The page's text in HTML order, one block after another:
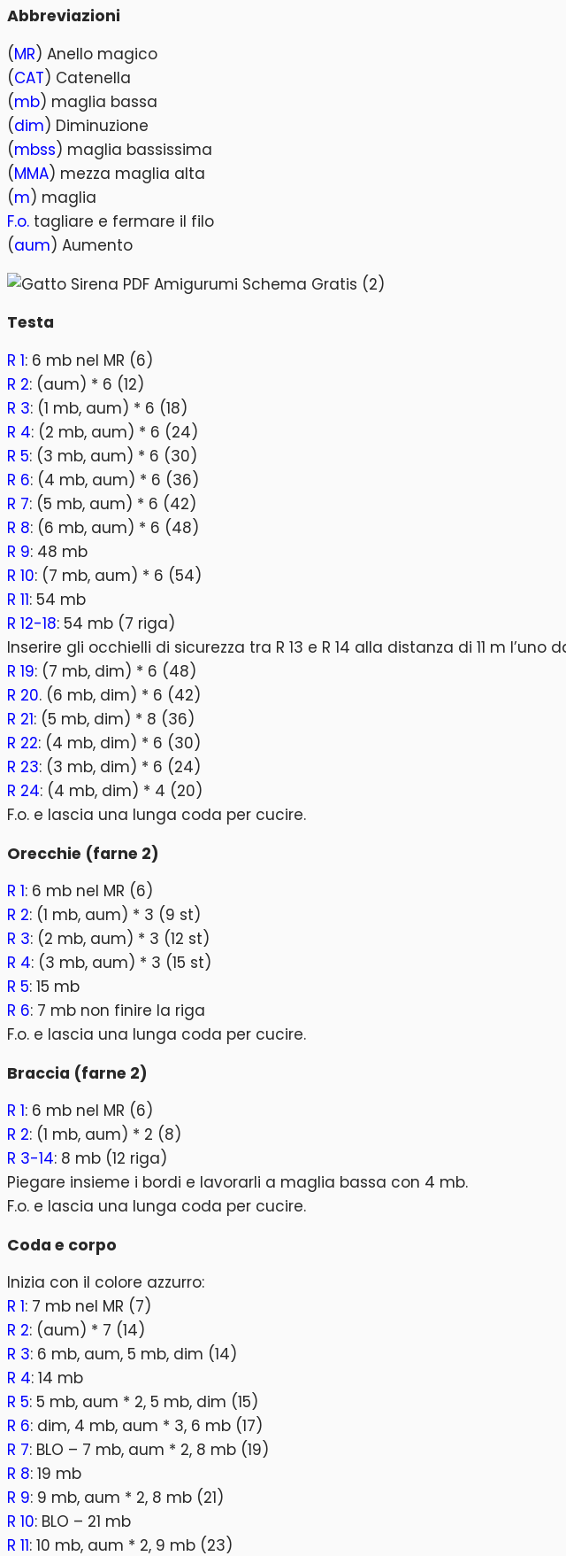
Abbreviazioni
(MR) Anello magico
(CAT) Catenella
(mb) maglia bassa
(dim) Diminuzione
(mbss) maglia bassissima
(MMA) mezza maglia alta
(m) maglia
F.o. tagliare e fermare il filo
(aum) Aumento
Testa
R 1: 6 mb nel MR (6)
R 2: (aum) * 6 (12)
R 3: (1 mb, aum) * 6 (18)
R 4: (2 mb, aum) * 6 (24)
R 5: (3 mb, aum) * 6 (30)
R 6: (4 mb, aum) * 6 (36)
R 7: (5 mb, aum) * 6 (42)
R 8: (6 mb, aum) * 6 (48)
R 9: 48 mb
R 10: (7 mb, aum) * 6 (54)
R 11: 54 mb
R 12-18: 54 mb (7 riga)
Inserire gli occhielli di sicurezza tra R 13 e R 14 alla distanza di 11 m l’uno
R 19: (7 mb, dim) * 6 (48)
R 20. (6 mb, dim) * 6 (42)
R 21: (5 mb, dim) * 8 (36)
R 22: (4 mb, dim) * 6 (30)
R 23: (3 mb, dim) * 6 (24)
R 24: (4 mb, dim) * 4 (20)
F.o. e lascia una lunga coda per cucire.
Orecchie (farne 2)
R 1: 6 mb nel MR (6)
R 2: (1 mb, aum) * 3 (9 st)
R 3: (2 mb, aum) * 3 (12 st)
R 4: (3 mb, aum) * 3 (15 st)
R 5: 15 mb
R 6: 7 mb non finire la riga
F.o. e lascia una lunga coda per cucire.
Braccia (farne 2)
R 1: 6 mb nel MR (6)
R 2: (1 mb, aum) * 2 (8)
R 3-14: 8 mb (12 riga)
Piegare insieme i bordi e lavorarli a maglia bassa con 4 mb.
F.o. e lascia una lunga coda per cucire.
Coda e corpo
Inizia con il colore azzurro:
R 1: 7 mb nel MR (7)
R 2: (aum) * 7 (14)
R 3: 6 mb, aum, 5 mb, dim (14)
R 4: 14 mb
R 5: 5 mb, aum * 2, 5 mb, dim (15)
R 6: dim, 4 mb, aum * 3, 6 mb (17)
R 7: BLO – 7 mb, aum * 2, 8 mb (19)
R 8: 19 mb
R 9: 9 mb, aum * 2, 8 mb (21)
R 10: BLO – 21 mb
R 11: 10 mb, aum * 2, 9 mb (23)